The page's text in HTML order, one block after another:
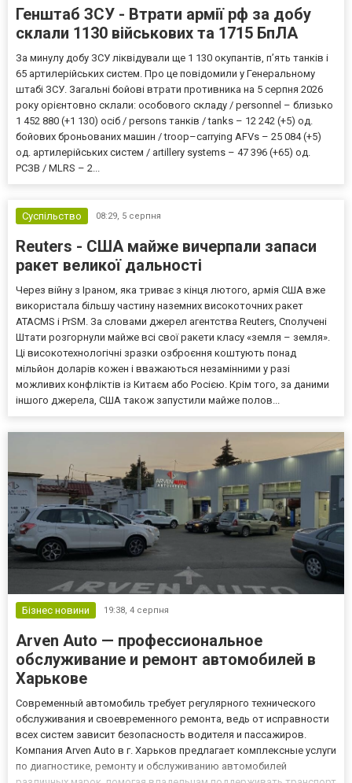
Генштаб ЗСУ - Втрати армії рф за добу
склали 1130 військових та 1715 БпЛА
За минулу добу ЗСУ ліквідували ще 1 130 окупантів, пʼять танків і
65 артилерійських систем. Про це повідомили у Генеральному
штабі ЗСУ. Загальні бойові втрати противника на 5 серпня 2026
року орієнтовно склали: особового складу / personnel – близько
1 452 880 (+1 130) осіб / persons танків / tanks – 12 242 (+5) од.
бойових броньованих машин / troop–carrying AFVs – 25 084 (+5)
од. артилерійських систем / artillery systems – 47 396 (+65) од.
РСЗВ / MLRS – 2...
Суспільство 08:29, 5 серпня
Reuters - США майже вичерпали запаси
ракет великої дальності
Через війну з Іраном, яка триває з кінця лютого, армія США вже
використала більшу частину наземних високоточних ракет
ATACMS і PrSM. За словами джерел агентства Reuters, Сполучені
Штати розгорнули майже всі свої ракети класу «земля – земля».
Ці високотехнологічні зразки озброєння коштують понад
мільйон доларів кожен і вважаються незамінними у разі
можливих конфліктів із Китаєм або Росією. Крім того, за даними
іншого джерела, США також запустили майже полов...
Бізнес новини 19:38, 4 серпня
Arven Auto — профессиональное
обслуживание и ремонт автомобилей в
Харькове
Современный автомобиль требует регулярного технического
обслуживания и своевременного ремонта, ведь от исправности
всех систем зависит безопасность водителя и пассажиров.
Компания Arven Auto в г. Харьков предлагает комплексные услуги
по диагностике, ремонту и обслуживанию автомобилей